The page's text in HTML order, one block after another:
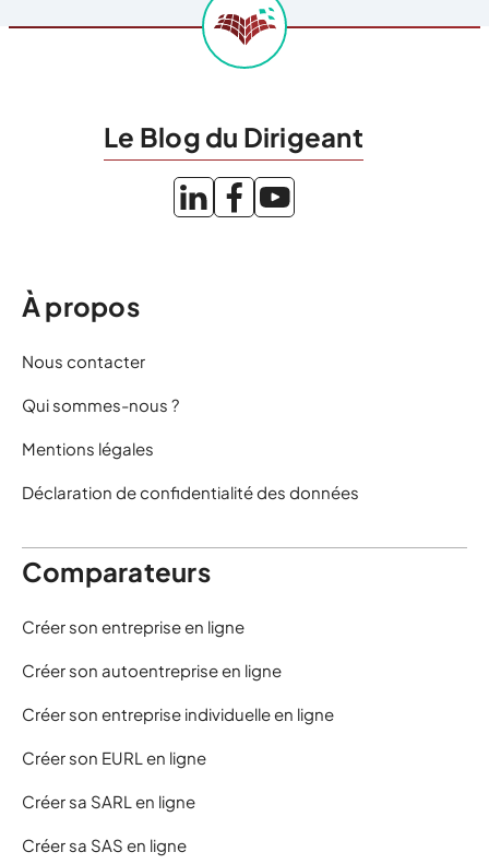
Le Blog du Dirigeant
À propos
Nous contacter
Qui sommes-nous ?
Mentions légales
Déclaration de confidentialité des données
Comparateurs
Créer son entreprise en ligne
Créer son autoentreprise en ligne
Créer son entreprise individuelle en ligne
Créer son EURL en ligne
Créer sa SARL en ligne
Créer sa SAS en ligne